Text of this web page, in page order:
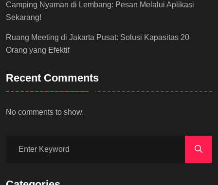
Camping Nyaman di Lembang: Pesan Melalui Aplikasi
Sekarang!
Ruang Meeting di Jakarta Pusat: Solusi Kapasitas 20
Orang yang Efektif
Recent Comments
No comments to show.